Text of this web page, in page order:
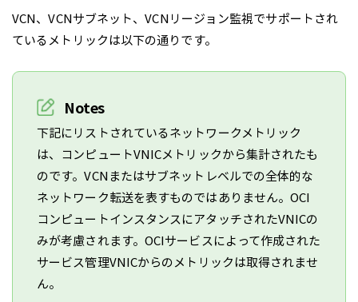
VCN、VCNサブネット、VCNリージョン監視でサポートされ
ているメトリックは以下の通りです。
Notes
下記にリストされているネットワークメトリック
は、コンピュートVNICメトリックから集計されたも
のです。VCNまたはサブネットレベルでの全体的な
ネットワーク転送を表すものではありません。OCI
コンピュートインスタンスにアタッチされたVNICの
みが考慮されます。OCIサービスによって作成された
サービス管理VNICからのメトリックは取得されませ
ん。